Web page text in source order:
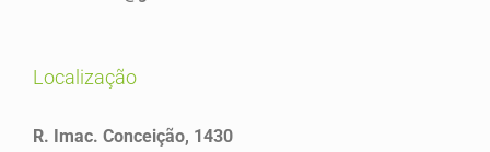
localização
R. Imac. Conceição, 1430